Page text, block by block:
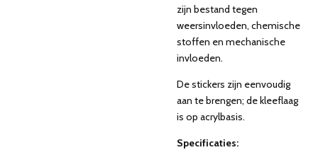
zijn bestand tegen
weersinvloeden, chemische
stoffen en mechanische
invloeden.
De stickers zijn eenvoudig
aan te brengen; de kleeflaag
is op acrylbasis.
Specificaties: